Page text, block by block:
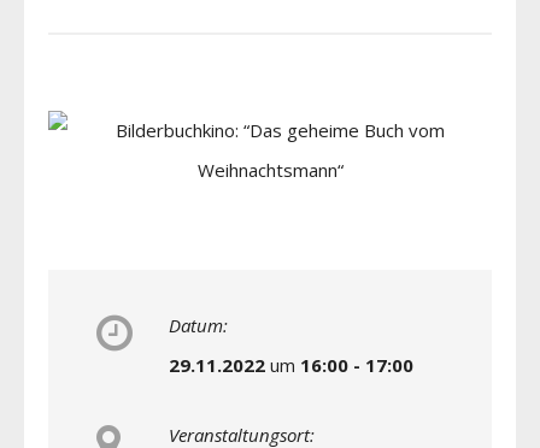
Datum:
29.11.2022 um 16:00 - 17:00
Veranstaltungsort: